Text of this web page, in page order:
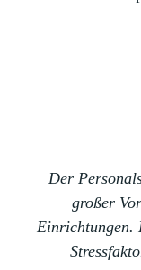
Der
großer
Einrichtungen.